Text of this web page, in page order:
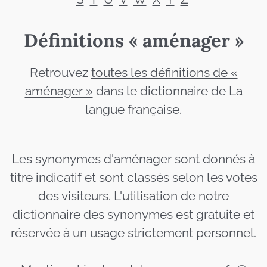
Définitions « aménager »
Retrouvez toutes les définitions de «
aménager »dans le dictionnaire de La
langue française.
Les synonymes d'aménager sont donnés à
titre indicatif et sont classés selon les votes
des visiteurs. L'utilisation de notre
dictionnaire des synonymes est gratuite et
réservée à un usage strictement personnel.